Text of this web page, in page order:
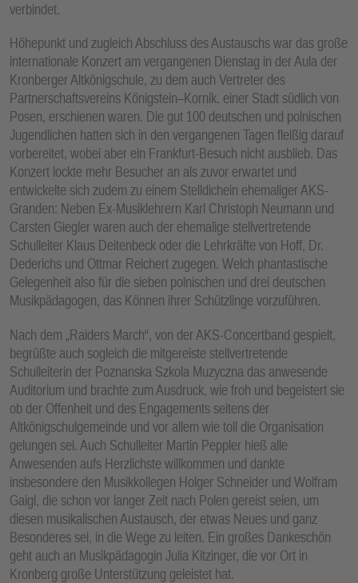
verbindet.
Höhepunkt und zugleich Abschluss des Austauschs war das große
internationale Konzert am vergangenen Dienstag in der Aula der
Kronberger Altkönigschule, zu dem auch Vertreter des
Partnerschaftsvereins Königstein–Kornik, einer Stadt südlich von
Posen, erschienen waren. Die gut 100 deutschen und polnischen
Jugendlichen hatten sich in den vergangenen Tagen fleißig darauf
vorbereitet, wobei aber ein Frankfurt-Besuch nicht ausblieb. Das
Konzert lockte mehr Besucher an als zuvor erwartet und
entwickelte sich zudem zu einem Stelldichein ehemaliger AKS-
Granden: Neben Ex-Musiklehrern Karl Christoph Neumann und
Carsten Giegler waren auch der ehemalige stellvertretende
Schulleiter Klaus Deitenbeck oder die Lehrkräfte von Hoff, Dr.
Dederichs und Ottmar Reichert zugegen. Welch phantastische
Gelegenheit also für die sieben polnischen und drei deutschen
Musikpädagogen, das Können ihrer Schützlinge vorzuführen.
Nach dem „Raiders March“, von der AKS-Concertband gespielt,
begrüßte auch sogleich die mitgereiste stellvertretende
Schulleiterin der Poznanska Szkola Muzyczna das anwesende
Auditorium und brachte zum Ausdruck, wie froh und begeistert sie
ob der Offenheit und des Engagements seitens der
Altkönigschulgemeinde und vor allem wie toll die Organisation
gelungen sei. Auch Schulleiter Martin Peppler hieß alle
Anwesenden aufs Herzlichste willkommen und dankte
insbesondere den Musikkollegen Holger Schneider und Wolfram
Gaigl, die schon vor langer Zeit nach Polen gereist seien, um
diesen musikalischen Austausch, der etwas Neues und ganz
Besonderes sei, in die Wege zu leiten. Ein großes Dankeschön
geht auch an Musikpädagogin Julia Kitzinger, die vor Ort in
Kronberg große Unterstützung geleistet hat.